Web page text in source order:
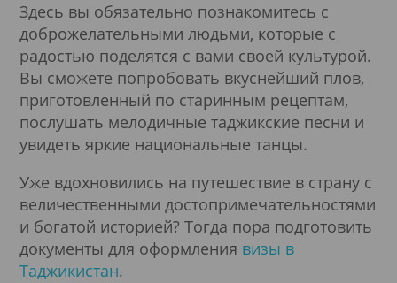
Подробнее
Здесь вы обязательно познакомитесь с
доброжелательными людьми, которые с
радостью поделятся с вами своей культурой.
Вы сможете попробовать вкуснейший плов,
приготовленный по старинным рецептам,
послушать мелодичные таджикские песни и
увидеть яркие национальные танцы.
Уже вдохновились на путешествие в страну с
величественными достопримечательностями
и богатой историей? Тогда пора подготовить
документы для оформления визы в
Таджикистан.